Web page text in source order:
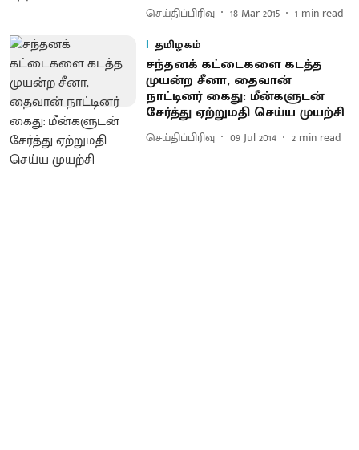
செய்திப்பிரிவு 18 Mar 2015 1 min read
தமிழகம்
சந்தனக் கட்டைகளை கடத்த
முயன்ற சீனா, தைவான்
நாட்டினர் கைது : மீன்களுடன்
சேர்த்து ஏற்றுமதி செய்ய முயற்சி
செய்திப்பிரிவு 09 Jul 2014 2 min read